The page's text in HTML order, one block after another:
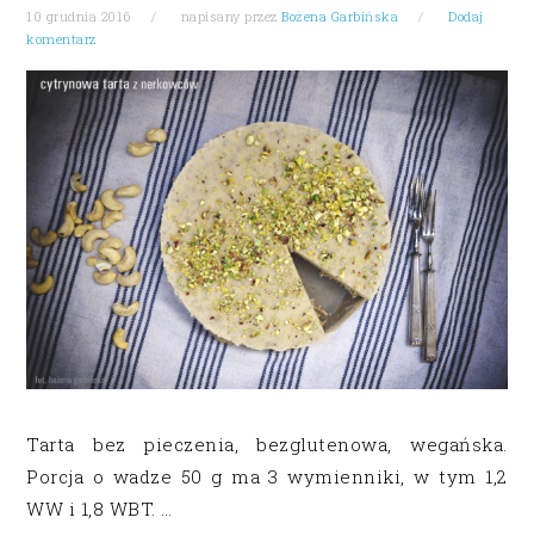
10 grudnia 2016 napisany przezBożena Garbińska
Dodaj
komentarz
Tarta bez pieczenia, bezglutenowa, wegańska.
Porcja o wadze 50 g ma 3 wymienniki, w tym 1,2
WW i 1,8 WBT. …